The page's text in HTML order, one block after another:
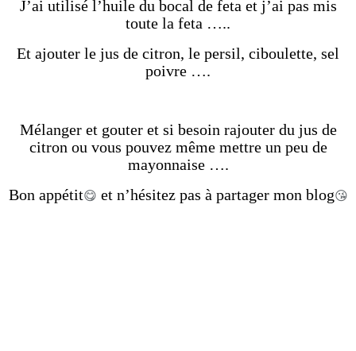
J’ai utilisé l’huile du bocal de feta et j’ai pas mis
toute la feta …..
Et ajouter le jus de citron, le persil, ciboulette, sel
poivre ….
Mélanger et gouter et si besoin rajouter du jus de
citron ou vous pouvez même mettre un peu de
mayonnaise ….
Bon appétit😋 et n’hésitez pas à partager mon blog😘